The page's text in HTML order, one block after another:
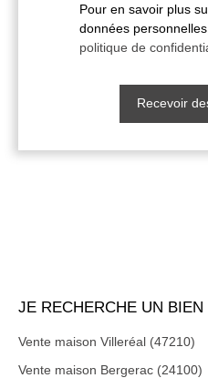
Pour en savoir plus
données
politique de
Recevoir
JE RECHERCHE UN BIEN
Vente maison Villeréal (47210)
Vente maison Bergerac (24100)